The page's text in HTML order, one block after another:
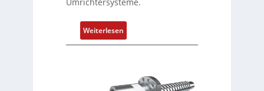
o
t
s
Weiterlesen:
D